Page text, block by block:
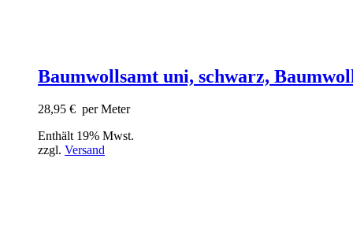
Baumwollsamt uni, schwarz,
28,95 € per Meter
Enthält 19% Mwst.
zzgl. Versand